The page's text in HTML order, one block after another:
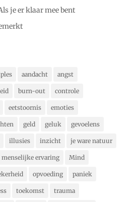
je er klaar mee bent
aandacht angst
burn-out controle
eetstoornis emoties
geld geluk gevoelens
illusies inzicht je ware natuur
menselijke ervaring Mind
opvoeding paniek
toekomst trauma